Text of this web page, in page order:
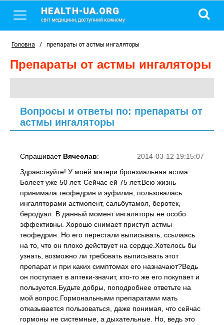
HEALTH-UA.ORG
світ медицини, доступний кожному
Головна / препараты от астмы ингаляторы
препараты от астмы ингаляторы
Вопросы и ответы по: препараты от
астмы ингаляторы
2014-03-12 19:15:07
Спрашивает Вячеслав:
Здравствуйте! У моей матери бронхиальная астма.
Болеет уже 50 лет. Сейчас ей 75 лет.Всю жизнь
принимала теофедрин и эуфилин, пользовалась
ингаляторами астмопент, сальбутамол, беротек,
беродуал. В данный момент ингаляторы не особо
эффективны. Хорошо снимает приступ астмы
теофедрин. Но его перестали выписывать, ссылаясь
на то, что он плохо действует на сердце.Хотелось бы
узнать, возможно ли требовать выписывать этот
препарат и при каких симптомах его назначают?Ведь
он поступает в аптеки-значит, кто-то же его покупает и
пользуется.Будьте добры, поподробнее ответьте на
мой вопрос.Гормональными препаратами мать
отказывается пользоваться, даже понимая, что сейчас
гормоны не системные, а дыхательные. Но, ведь это